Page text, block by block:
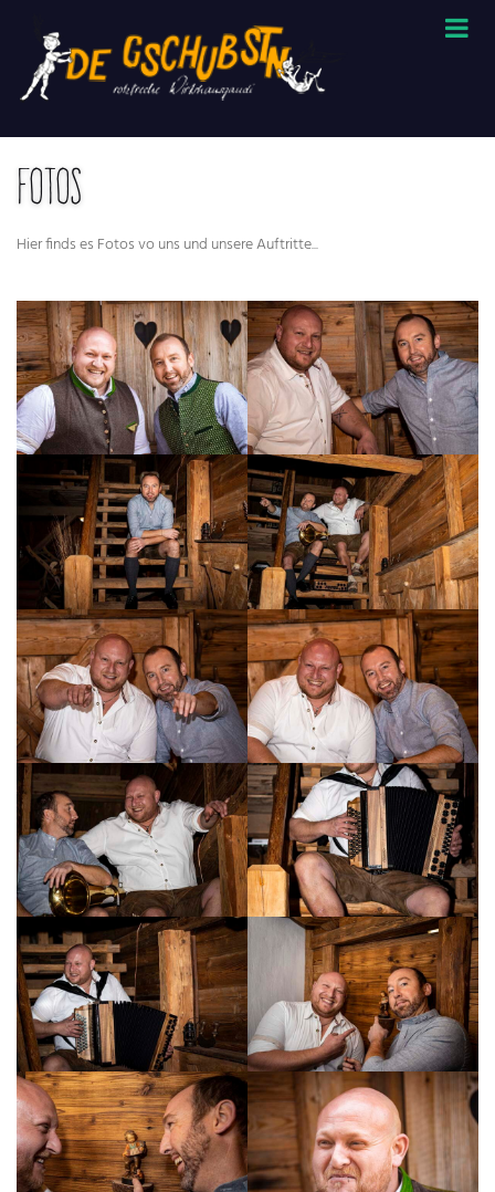
Fotos
Hier finds es Fotos vo uns und unsere Auftritte...